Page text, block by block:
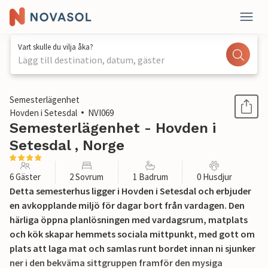
Vart skulle du vilja åka?
Lägg till destination, datum, gäster
1 / 18
Semesterlägenhet
Hovden i Setesdal
NVI069
Semesterlägenhet - Hovden i
Setesdal , Norge
6 Gäster 2 Sovrum 1 Badrum 0 Husdjur
Detta semesterhus ligger i Hovden i Setesdal och erbjuder
en avkopplande miljö för dagar bort från vardagen. Den
härliga öppna planlösningen med vardagsrum, matplats
och kök skapar hemmets sociala mittpunkt, med gott om
plats att laga mat och samlas runt bordet innan ni sjunker
ner i den bekväma sittgruppen framför den mysiga